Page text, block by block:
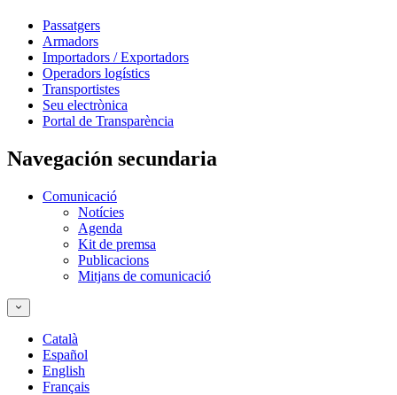
Passatgers
Armadors
Importadors / Exportadors
Operadors logístics
Transportistes
Seu electrònica
Portal de Transparència
Navegación secundaria
Comunicació
Notícies
Agenda
Kit de premsa
Publicacions
Mitjans de comunicació
Català
Español
English
Français